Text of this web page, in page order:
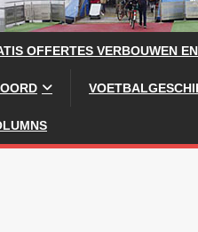
OFFERTES VERBOUWEN